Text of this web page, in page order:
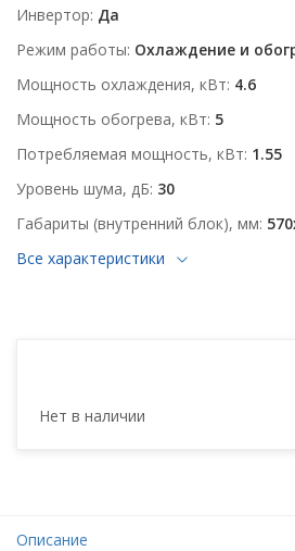
Инвертор Да
Режим работы Охлаждение и
Мощность охлаждения, кВт 4.6
Мощность обогрева, кВт 5
Потребляемая мощность, кВт 1.55
Уровень шума, дБ 30
Габариты (внутренний блок), мм
Все характеристики
Нет в наличии
Описание